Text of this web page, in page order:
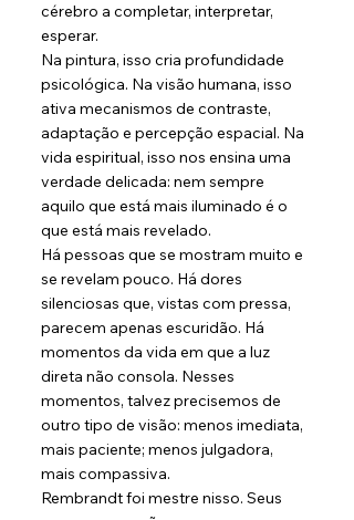
cérebro a completar, interpretar,
esperar.
Na pintura, isso cria profundidade
psicológica. Na visão humana, isso
ativa mecanismos de contraste,
adaptação e percepção espacial. Na
vida espiritual, isso nos ensina uma
verdade delicada: nem sempre
aquilo que está mais iluminado é o
que está mais revelado.
Há pessoas que se mostram muito e
se revelam pouco. Há dores
silenciosas que, vistas com pressa,
parecem apenas escuridão. Há
momentos da vida em que a luz
direta não consola. Nesses
momentos, talvez precisemos de
outro tipo de visão: menos imediata,
mais paciente; menos julgadora,
mais compassiva.
Rembrandt foi mestre nisso. Seus